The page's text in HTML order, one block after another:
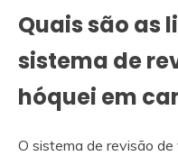
Quais são as
sistema de
hóquei em
O sistema de revisão de